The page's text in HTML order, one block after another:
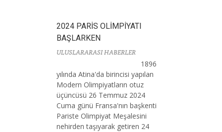
2024 PARİS OLİMPİYATI
BAŞLARKEN
ULUSLARARASI HABERLER
1896
yılında Atina'da birincisi yapılan
Modern Olimpiyatların otuz
üçüncüsü 26 Temmuz 2024
Cuma günü Fransa'nın başkenti
Pariste Olimpiyat Meşalesini
nehirden taşıyarak getiren 24